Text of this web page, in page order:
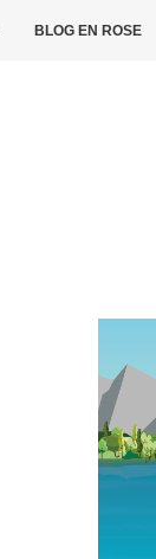
BLOG EN ROSE